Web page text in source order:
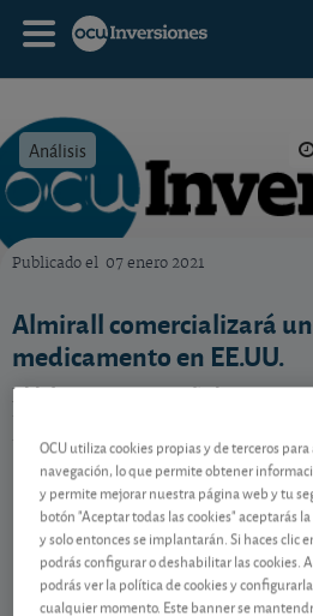
Análisis
Publicado el 07 enero 2021
Almirall comercializará
medicamento en EE.UU.
El laboratorio español
tratar un tipo de cáncer de piel.
Contenido
OCU utiliza cookies propias y de terceros
navegación, lo que permite obtener
y permite mejorar nuestra página web y tu
botón "Aceptar todas las cookies" aceptarás
y solo entonces se implantarán. Si haces clic
podrás configurar o deshabilitar las cookies.
podrás ver la política de cookies y
cualquier momento. Este banner se